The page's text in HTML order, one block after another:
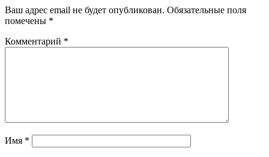
Ваш адрес email не будет опубликован. Обязательные поля
помечены *
Комментарий *
Имя *